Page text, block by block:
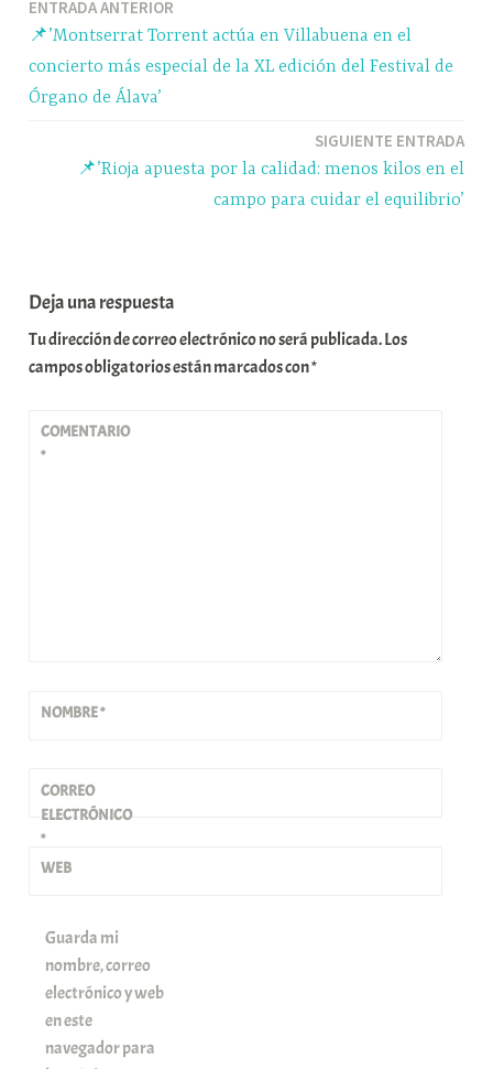
pp m rti
r
Navegación
de
entradas
ENTRADA ANTERIOR
📌’Montserrat Torrent actúa en Villabuena en el
concierto más especial de la XL edición del Festival de
Órgano de Álava’
SIGUIENTE ENTRADA
📌’Rioja apuesta por la calidad: menos kilos en el
campo para cuidar el equilibrio’
Deja una respuesta
Tu dirección de correo electrónico no será publicada.Los
campos obligatorios están marcados con*
COMENTARIO
*
NOMBRE*
CORREO
ELECTRÓNICO
*
WEB
Guarda mi
nombre, correo
electrónico y web
en este
navegador para